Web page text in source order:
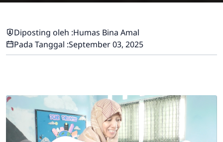
Diposting oleh :Humas Bina Amal
Pada Tanggal :September 03, 2025